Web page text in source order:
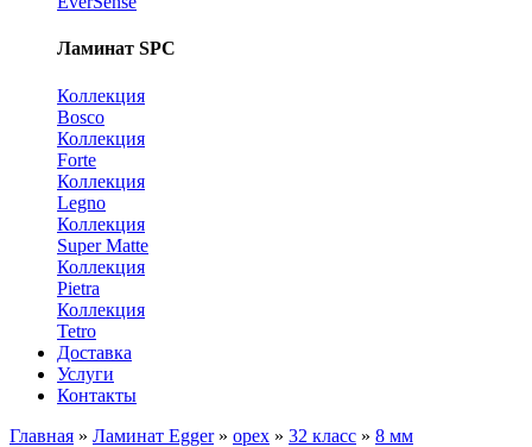
Ламинат SPC
Коллекция
Bosco
Коллекция
Forte
Коллекция
Legno
Коллекция
Super Matte
Коллекция
Pietra
Коллекция
Tetro
Доставка
Услуги
Контакты
Главная » Ламинат Egger » орех » 32 класс » 8 мм